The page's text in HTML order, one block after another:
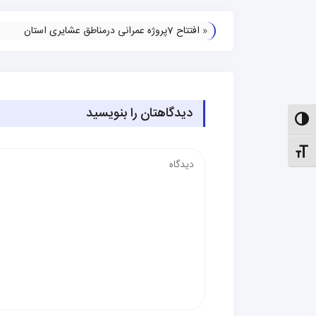
حالت کنتراست بالا
تنظیم اندازهٔ فونت
« افتتاح 7پروژه عمرانی درمناطق عشایری استان
دیدگاهتان را بنویسید